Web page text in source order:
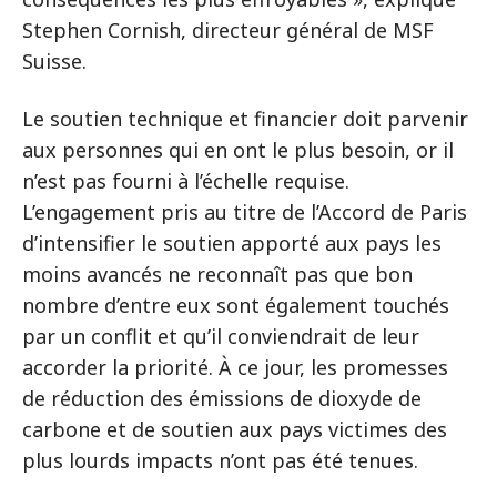
Stephen Cornish, directeur général de MSF
Suisse.
Le soutien technique et financier doit parvenir
aux personnes qui en ont le plus besoin, or il
n’est pas fourni à l’échelle requise.
L’engagement pris au titre de l’Accord de Paris
d’intensifier le soutien apporté aux pays les
moins avancés ne reconnaît pas que bon
nombre d’entre eux sont également touchés
par un conflit et qu’il conviendrait de leur
accorder la priorité. À ce jour, les promesses
de réduction des émissions de dioxyde de
carbone et de soutien aux pays victimes des
plus lourds impacts n’ont pas été tenues.